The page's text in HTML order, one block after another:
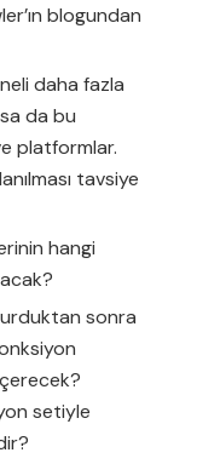
blogundan
daha fazla
da bu
platformlar.
tavsiye
hangi
sonra
setiyle